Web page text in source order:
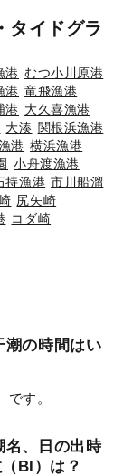
タイドグラ
港 むつ小川原港
港 竜飛漁港
港 大久喜漁港
大湊 関根浜漁港
港 横浜漁港
小舟渡漁港
持漁港 市川船溜
尻矢崎
コダ崎
潮の時間はい
す。
名、日の出時
BI）は？